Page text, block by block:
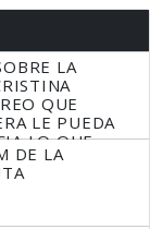
LA
QUE
LE PUEDA
LO QUE
DE LA